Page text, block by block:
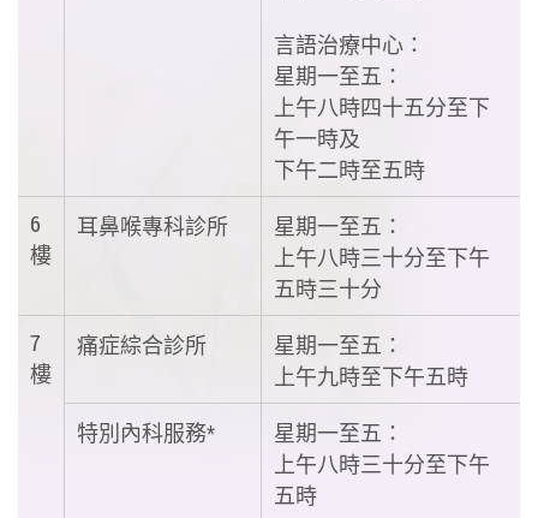
言語治療中心：
星期一至五：
上午八時四十五分至下
午一時及
下午二時至五時
6
樓
耳鼻喉專科診所
星期一至五：
上午八時三十分至下午
五時三十分
7
樓
痛症綜合診所
星期一至五：
上午九時至下午五時
特別內科服務*
星期一至五：
上午八時三十分至下午
五時